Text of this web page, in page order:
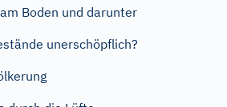
Boden und darunter
unerschöpflich?